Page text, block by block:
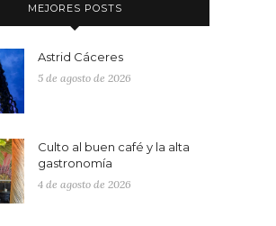
MEJORES POSTS
Astrid Cáceres
5 de agosto de 2026
Culto al buen café y la alta
gastronomía
4 de agosto de 2026